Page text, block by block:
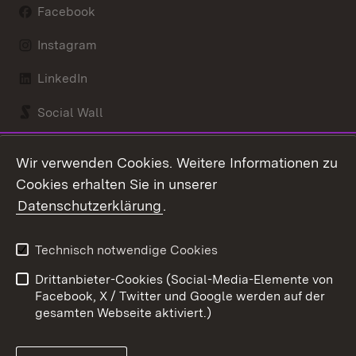
Facebook
Instagram
LinkedIn
Social Wall
Kontakt
Barrierefreiheit
Impressum
Cookies
Wir verwenden Cookies. Weitere Informationen zu
Cookies erhalten Sie in unserer
Datenschutzerklärung.
Technisch notwendige Cookies
Drittanbieter-Cookies (Social-Media-Elemente von
Facebook, X / Twitter und Google werden auf der
gesamten Webseite aktiviert.)